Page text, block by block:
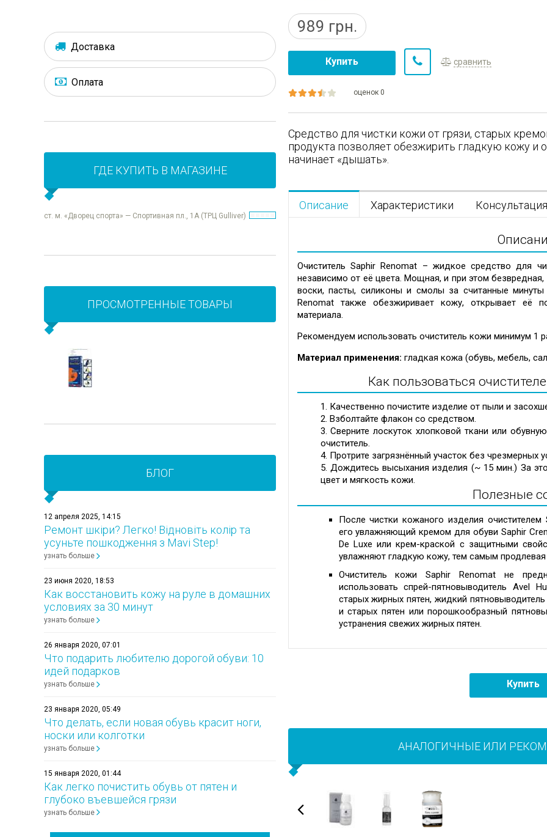
989 грн.
Купить сравнить
оценок 0
Средство для чистки кожи от грязи, старых
продукта позволяет обезжирить гладкую кожу и
начинает «дышать».
Описание Характеристики Консультация
Очиститель Saphir Renomat – жидкое средство для
независимо от её цвета. Мощная, и при этом
воски, пасты, силиконы и смолы за считанные
Renomat также обезжиривает кожу, открывает её
материала.
Рекомендуем использовать очиститель кожи минимум 1
Материал применения: гладкая кожа (обувь, мебель,
Как пользоваться
Качественно почистите изделие от пыли и
Взболтайте флакон со средством.
Сверните лоскуток хлопковой ткани или
очиститель.
Протрите загрязнённый участок без чрезмерных
Дождитесь высыхания изделия (~ 15 мин.) За
цвет и мягкость кожи.
Полезные
После чистки кожаного изделия
его увлажняющий кремом для обуви Saphir
De Luxe или крем-краской с защитными
увлажняют гладкую кожу, тем самым продлевая
Очиститель кожи Saphir Renomat не
использовать спрей-пятновыводитель Avel
старых жирных пятен, жидкий
и старых пятен или порошкообразный
устранения свежих жирных пятен.
Купить
АНАЛОГИЧНЫЕ ИЛИ
Доставка
Оплата
ГДЕ КУПИТЬ В МАГАЗИНЕ
ст. м. «Дворец спорта» — Спортивная пл., 1А (ТРЦ Gulliver)
ПРОСМОТРЕННЫЕ ТОВАРЫ
БЛОГ
12 апреля 2025, 14:15
Ремонт шкіри? Легко! Відновіть колір та
усуньте пошкодження з Mavi Step!
узнать больше
23 июня 2020, 18:53
Как восстановить кожу на руле в домашних
условиях за 30 минут
узнать больше
26 января 2020, 07:01
Что подарить любителю дорогой обуви: 10
идей подарков
узнать больше
23 января 2020, 05:49
Что делать, если новая обувь красит ноги,
носки или колготки
узнать больше
15 января 2020, 01:44
Как легко почистить обувь от пятен и
глубоко въевшейся грязи
узнать больше